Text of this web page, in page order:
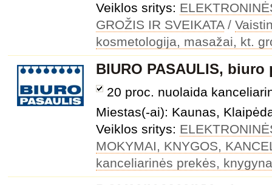
Veiklos sritys:
GROŽIS IR SVEIKATA/
kosmetologija, masažai, kt.
BIURO PASAULIS,
20 proc. nuolaida
Miestas(-ai): Kaunas,
Veiklos sritys:
MOKYMAI, KNYGOS,
kanceliarinės prekės,